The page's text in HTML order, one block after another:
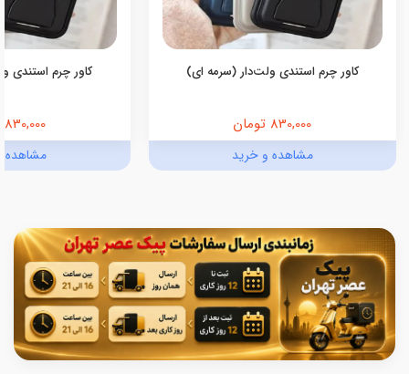
کاور چرم استندی ولت‌دار (سرمه ای)
830,000 تومان
مشاهده و خرید
کاور چرم استندی
830,000 تومان
مشاهده